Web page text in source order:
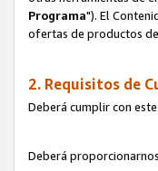
Programa"). El
ofertas de productos
2. Requisitos de
Deberá cumplir con
Deberá